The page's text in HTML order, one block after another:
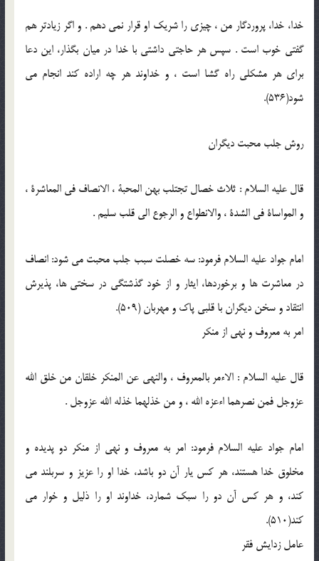
خدا، خدا، پروردگار من ، چيزى را شريك او قرار نمى دهم . و اگر زيادتر هم
گفتى خوب است . سپس هر حاجتى داشتى با خدا در ميان بگذار، اين دعا
براى هر مشكلى راه گشا است ، و خداوند هر چه اراده كند انجام مى
شود(536).
روش جلب محبت ديگران
قال عليه السلام : ثلاث خصال تجتلب بهن المحبة ، الانصاف فى المعاشرة ،
و المواساة فى الشدة ، والانطواع و الرجوع الى قلب سليم .
امام جواد عليه السلام فرمود: سه خصلت سبب جلب محبت مى شود: انصاف
در معاشرت ها و برخوردها، ايثار و از خود گذشتگى در سختى ها، پذيرش
انتقاد و سخن ديگران با قلبى پاك و مهربان (509).
امر به معروف و نهى از منكر
قال عليه السلام : الاءمر بالمعروف ، والنهى عن المنكر خلقان من خلق الله
عزوجل فمن نصرهما اءعزه الله ، و من خذلهما خذله الله عزوجل .
امام جواد عليه السلام فرمود: امر به معروف و نهى از منكر دو پديده و
مخلوق خدا هستند، هر كس يار آن دو باشد، خدا او را عزيز و سربلند مى
كند، و هر كس آن دو را سبك شمارد، خداوند او را ذليل و خوار مى
كند(510).
عامل زدايش فقر